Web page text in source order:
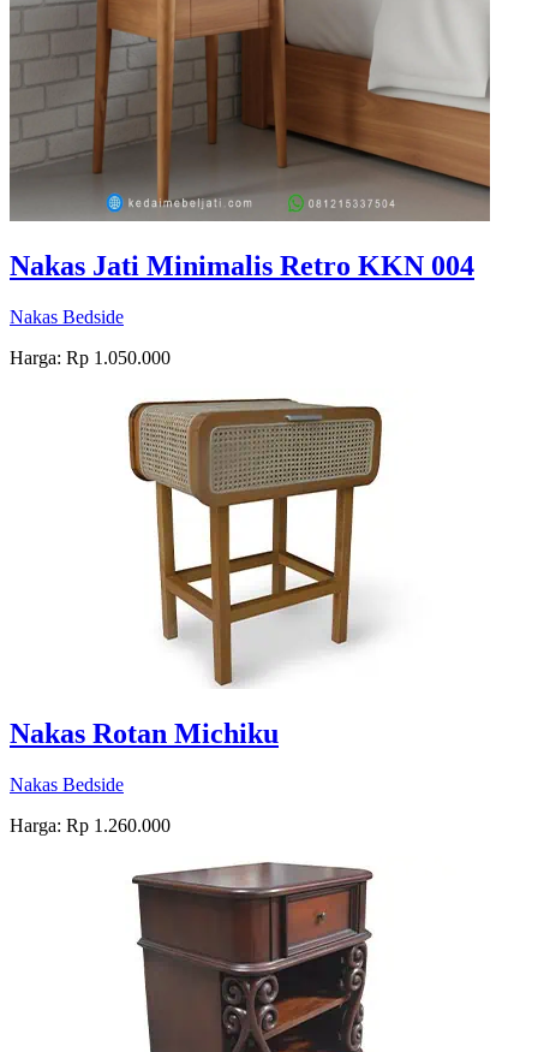
Nakas Jati Minimalis Retro KKN 004
Nakas Bedside
Harga: Rp 1.050.000
Nakas Rotan Michiku
Nakas Bedside
Harga: Rp 1.260.000